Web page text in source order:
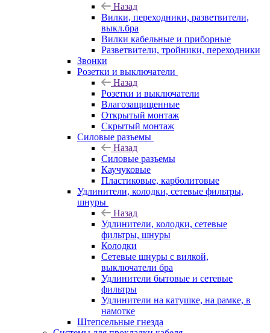
Назад
Вилки, переходники, разветвители,
выкл.бра
Вилки кабельные и приборные
Разветвители, тройники, переходники
Звонки
Розетки и выключатели
Назад
Розетки и выключатели
Влагозащищенные
Открытый монтаж
Скрытый монтаж
Силовые разъемы
Назад
Силовые разъемы
Каучуковые
Пластиковые, карболитовые
Удлинители, колодки, сетевые фильтры,
шнуры
Назад
Удлинители, колодки, сетевые
фильтры, шнуры
Колодки
Сетевые шнуры с вилкой,
выключатели бра
Удлинители бытовые и сетевые
фильтры
Удлинители на катушке, на рамке, в
намотке
Штепсельные гнезда